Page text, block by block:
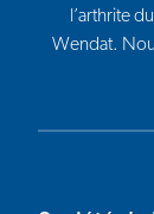
l’arthrite
Wendat.